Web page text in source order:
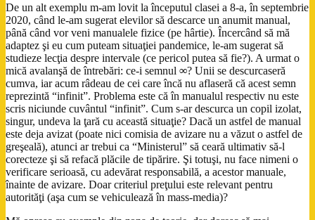
De un alt exemplu m-am lovit la începutul clasei a 8-a, în septembrie
2020, când le-am sugerat elevilor să descarce un anumit manual,
până când vor veni manualele fizice (pe hârtie). Încercând să mă
adaptez şi eu cum puteam situaţiei pandemice, le-am sugerat să
studieze lecţia despre intervale (ce pericol putea să fie?). A urmat o
mică avalanşă de întrebări: ce-i semnul ∞? Unii se descurcaseră
cumva, iar acum râdeau de cei care încă nu aflaseră că acest semn
reprezintă “infinit”. Problema este că în manualul respectiv nu este
scris niciunde cuvântul “infinit”. Cum s-ar descurca un copil izolat,
singur, undeva la ţară cu această situaţie? Dacă un astfel de manual
este deja avizat (poate nici comisia de avizare nu a văzut o astfel de
greşeală), atunci ar trebui ca “Ministerul” să ceară ultimativ să-l
corecteze şi să refacă plăcile de tipărire. Şi totuşi, nu face nimeni o
verificare serioasă, cu adevărat responsabilă, a acestor manuale,
înainte de avizare. Doar criteriul preţului este relevant pentru
autorităţi (aşa cum se vehiculează în mass-media)?